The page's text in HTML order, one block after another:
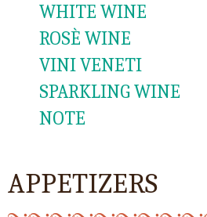
WHITE WINE
ROSÈ WINE
VINI VENETI
SPARKLING WINE
NOTE
APPETIZERS